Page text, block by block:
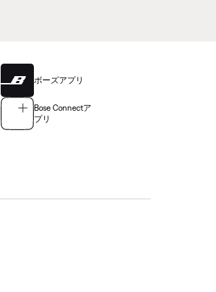
ボーズアプリ
Bose Connectア
プリ